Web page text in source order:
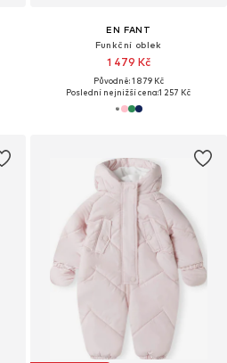
EN FANT
Funkční oblek
1 479 Kč
Původně: 1 879 Kč
Poslední nejnižší cena:1 257 Kč